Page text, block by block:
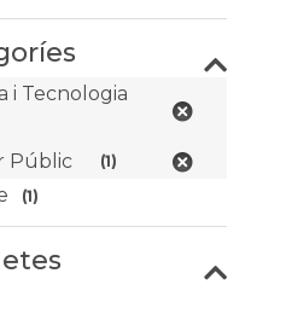
i Tecnologia
Públic (1)
(1)